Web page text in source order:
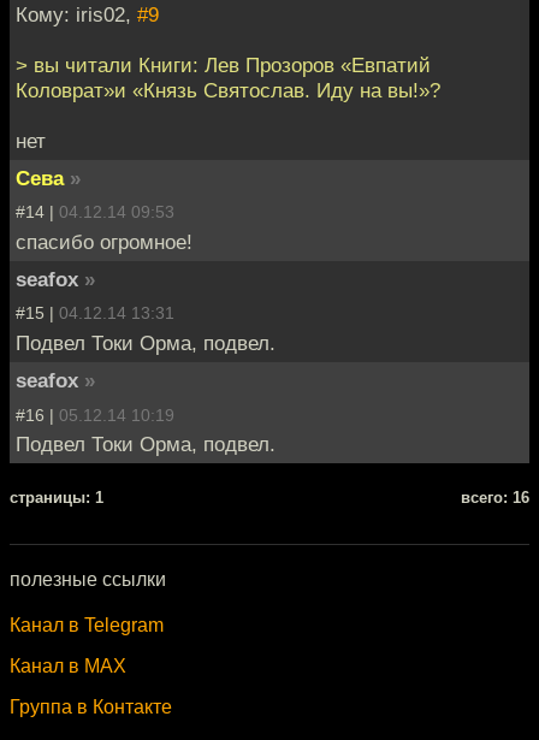
Кому: iris02, #9
> вы читали Книги: Лев Прозоров «Евпатий
Коловрат»и «Князь Святослав. Иду на вы!»?
нет
Сева »
#14 | 04.12.14 09:53
спасибо огромное!
seafox »
#15 | 04.12.14 13:31
Подвел Токи Орма, подвел.
seafox »
#16 | 05.12.14 10:19
Подвел Токи Орма, подвел.
cтраницы: 1 всего: 16
полезные ссылки
Канал в Telegram
Канал в MAX
Группа в Контакте